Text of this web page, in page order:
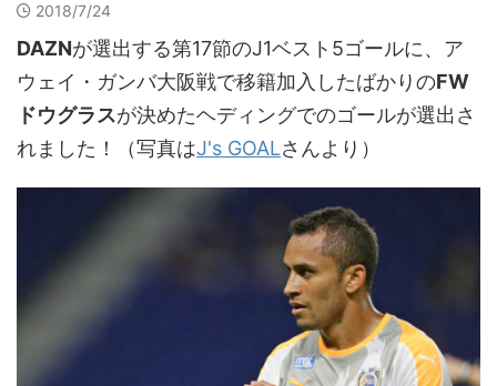
2018/7/24
DAZNが選出する第17節のJ1ベスト5ゴールに、ア
ウェイ・ガンバ大阪戦で移籍加入したばかりのFW
ドウグラスが決めたヘディングでのゴールが選出さ
れました！（写真はJ's GOALさんより）